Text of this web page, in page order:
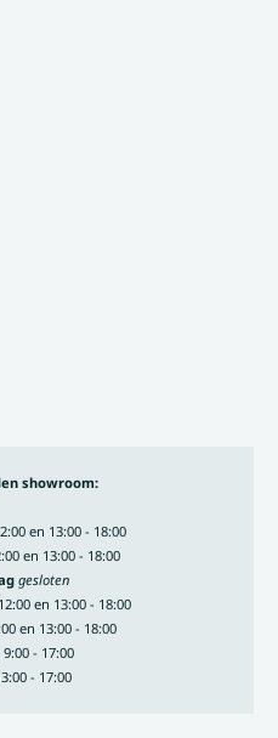
showroom:
en 13:00 - 18:00
en 13:00 - 18:00
gesloten
en 13:00 - 18:00
en 13:00 - 18:00
9:00 - 17:00
- 17:00